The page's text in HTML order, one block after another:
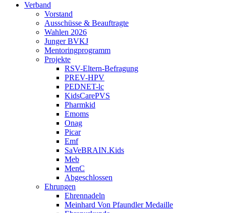
Verband
Vorstand
Ausschüsse & Beauftragte
Wahlen 2026
Junger BVKJ
Mentoringprogramm
Projekte
RSV-Eltern-Befragung
PREV-HPV
PEDNET-lc
KidsCarePVS
Pharmkid
Emoms
Onag
Picar
Emf
SaVeBRAIN.Kids
Meb
MenC
Abgeschlossen
Ehrungen
Ehrennadeln
Meinhard Von Pfaundler Medaille